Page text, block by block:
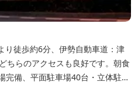
り徒歩約6分、伊勢自動車道：津
ちらのアクセスも良好です。朝食
完備、平面駐車場40台・立体駐車